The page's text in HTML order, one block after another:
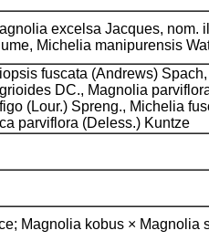
excelsa Jacques,
Michelia manipurensis
fuscata (Andrews)
DC., Magnolia
(Lour.) Spreng., Michelia
parviflora (Deless.) Kuntze
Magnolia kobus × Magnolia